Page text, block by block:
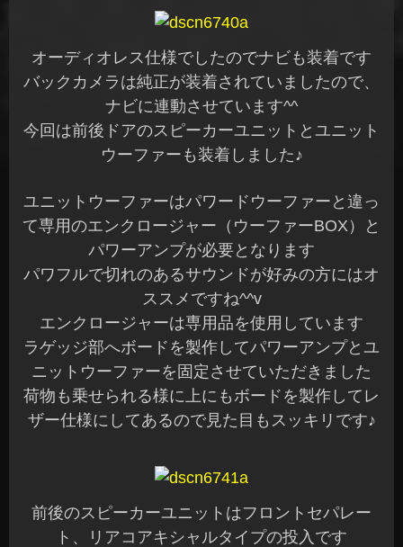
オーディオレス仕様でしたのでナビも装着です
バックカメラは純正が装着されていましたので、
ナビに連動させています^^
今回は前後ドアのスピーカーユニットとユニット
ウーファーも装着しました♪
ユニットウーファーはパワードウーファーと違っ
て専用のエンクロージャー（ウーファーBOX）と
パワーアンプが必要となります
パワフルで切れのあるサウンドが好みの方にはオ
ススメですね^^v
エンクロージャーは専用品を使用しています
ラゲッジ部へボードを製作してパワーアンプとユ
ニットウーファーを固定させていただきました
荷物も乗せられる様に上にもボードを製作してレ
ザー仕様にしてあるので見た目もスッキリです♪
前後のスピーカーユニットはフロントセパレー
ト、リアコアキシャルタイプの投入です